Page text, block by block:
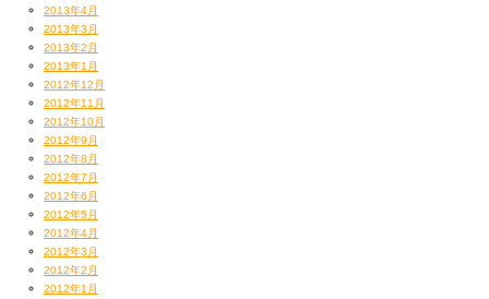
2013年4月
2013年3月
2013年2月
2013年1月
2012年12月
2012年11月
2012年10月
2012年9月
2012年8月
2012年7月
2012年6月
2012年5月
2012年4月
2012年3月
2012年2月
2012年1月